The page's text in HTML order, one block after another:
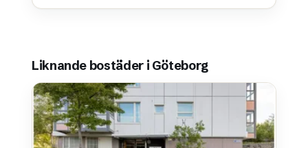
Liknande bostäder i Göteborg